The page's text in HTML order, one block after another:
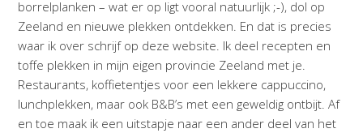
borrelplanken – wat er op ligt vooral natuurlijk ;-), dol op
Zeeland en nieuwe plekken ontdekken. En dat is precies
waar ik over schrijf op deze website. Ik deel recepten en
toffe plekken in mijn eigen provincie Zeeland met je.
Restaurants, koffietentjes voor een lekkere cappuccino,
lunchplekken, maar ook B&B’s met een geweldig ontbijt. Af
en toe maak ik een uitstapje naar een ander deel van het